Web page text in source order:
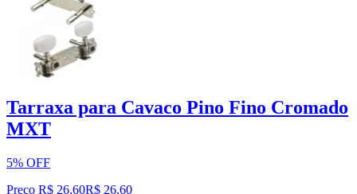
Tarraxa para Cavaco Pino Fino Cromado
MXT
5% OFF
Preço R$ 26,60R$ 26,60